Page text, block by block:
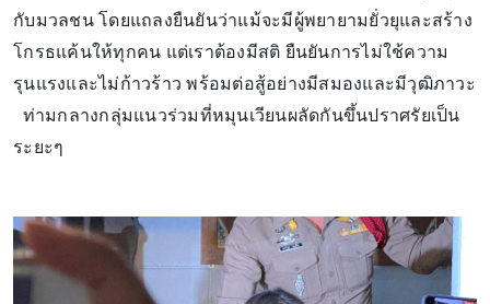
กับมวลชน โดยแถลงยืนยันว่าแม้จะมีผู้พยายามยั่วยุและสร้าง
โกรธแค้นให้ทุกคน แต่เราต้องมีสติ ยืนยันการไม่ใช้ความ
รุนแรงและไม่ก้าวร้าว พร้อมต่อสู้อย่างมีสมองและมีวุฒิภาวะ
ท่ามกลางกลุ่มแนวร่วมที่หมุนเวียนผลัดกันขึ้นปราศรัยเป็น
ระยะๆ